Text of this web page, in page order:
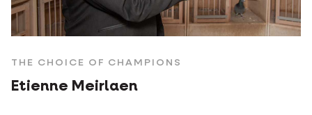
THE CHOICE OF CHAMPIONS
Etienne Meirlaen